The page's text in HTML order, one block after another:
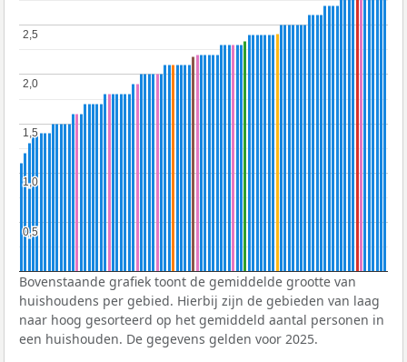
0,5
0,5
1,0
1,0
1,5
1,5
2,0
2,0
2,5
2,5
Bovenstaande grafiek toont de gemiddelde grootte van
huishoudens per gebied. Hierbij zijn de gebieden van laag
naar hoog gesorteerd op het gemiddeld aantal personen in
een huishouden. De gegevens gelden voor 2025.